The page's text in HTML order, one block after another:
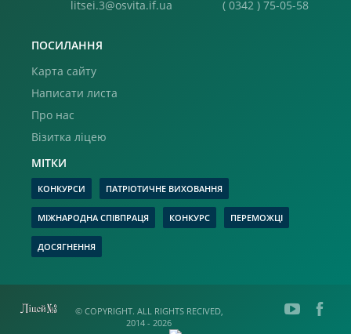
litsei.3@osvita.if.ua
( 0342 ) 75-05-58
ПОСИЛАННЯ
Карта сайту
Написати листа
Про нас
Візитка ліцею
МІТКИ
КОНКУРСИ ПАТРІОТИЧНЕ ВИХОВАННЯ
МІЖНАРОДНА СПІВПРАЦЯ КОНКУРС ПЕРЕМОЖЦІ
ДОСЯГНЕННЯ
© COPYRIGHT. ALL RIGHTS RECIVED,
2014 - 2026